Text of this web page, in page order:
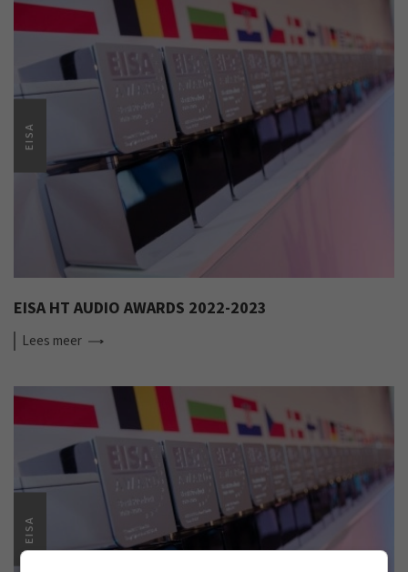
EISA
EISA HT AUDIO AWARDS 2022-2023
Lees meer
EISA